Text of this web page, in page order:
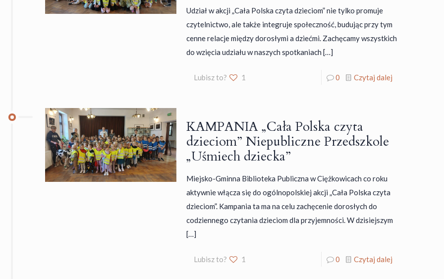
Udział w akcji „Cała Polska czyta dzieciom” nie tylko promuje
czytelnictwo, ale także integruje społeczność, budując przy tym
cenne relacje między dorosłymi a dziećmi. Zachęcamy wszystkich
do wzięcia udziału w naszych spotkaniach […]
Lubisz to? 1 0 Czytaj dalej
KAMPANIA „Cała Polska czyta
dzieciom” Niepubliczne Przedszkole
„Uśmiech dziecka”
Miejsko-Gminna Biblioteka Publiczna w Ciężkowicach co roku
aktywnie włącza się do ogólnopolskiej akcji „Cała Polska czyta
dzieciom”. Kampania ta ma na celu zachęcenie dorosłych do
codziennego czytania dzieciom dla przyjemności. W dzisiejszym
[…]
Lubisz to? 1 0 Czytaj dalej